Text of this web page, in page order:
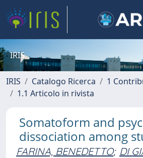
IRIS
IRIS Catalogo Ricerca
1
1.1 Articolo in rivista
Somatoform and
dissociation among
FARINA, BENEDETTO; DI